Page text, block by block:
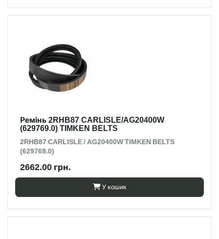
Ремінь 2RHB87 CARLISLE/AG20400W
(629769.0) TIMKEN BELTS
2RHB87 CARLISLE / AG20400W TIMKEN BELTS
(629769.0)
2662.00 грн.
У кошик